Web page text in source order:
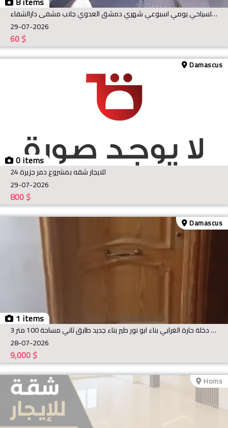
شقة للإيجار السياحي يومي اسبوعي شهري دمشق العدوي جانب مشفى دارالشفاء
29-07-2026
$
60
0 items
Damascus
للايجار شقه بمشروع دمر جزيرة 24
29-07-2026
$
800
1 items
Damascus
للايجار شقة في كفرسوسة ساحة دخلة حارة الغرابي بناء ابو نور طير بناء جديد طابق ثاني مساحة 100 متر 3
28-07-2026
$
9,000
Homs